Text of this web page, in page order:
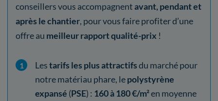
conseillers vous accompagnentavant, pendant et
après le chantier, pour vous faire profiter d’une
offre au meilleur rapport qualité-prix !
Lestarifs les plus attractifsdu marché pour
notre matériau phare, lepolystyrène
expansé (PSE) : 160 à 180 €/m²en moyenne